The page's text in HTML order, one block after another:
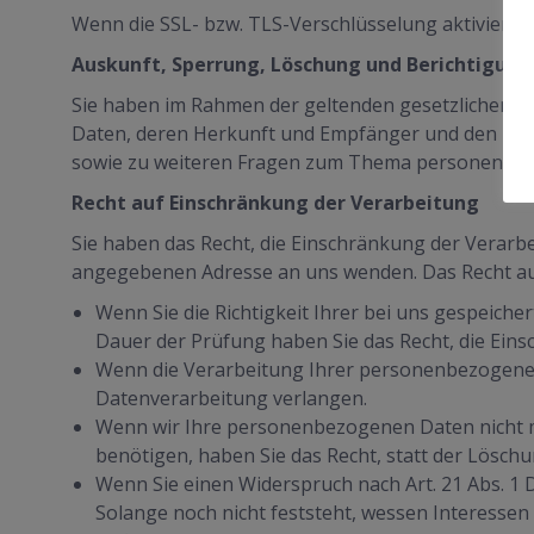
Wenn die SSL- bzw. TLS-Verschlüsselung
Auskunft, Sperrung, Löschung und Berichtigung
Sie haben im Rahmen der geltenden
Daten, deren Herkunft und Empfänger und den
sowie zu weiteren Fragen zum Thema
Recht auf Einschränkung der Verarbeitung
Sie haben das Recht, die Einschränkung der
angegebenen Adresse an uns wenden. Das
Wenn Sie die Richtigkeit Ihrer bei uns
Dauer der Prüfung haben Sie das Recht, die
Wenn die Verarbeitung Ihrer
Datenverarbeitung verlangen.
Wenn wir Ihre personenbezogenen Daten nicht
benötigen, haben Sie das Recht, statt der
Wenn Sie einen Widerspruch nach Art. 21 Abs.
Solange noch nicht feststeht, wessen